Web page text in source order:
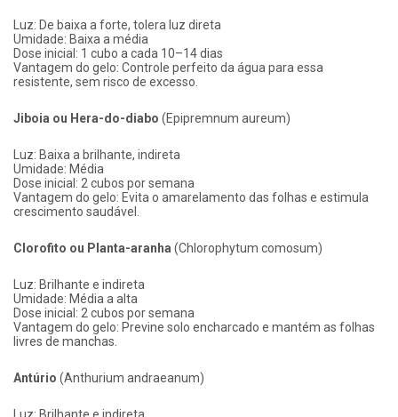
Luz: De baixa a forte, tolera luz direta
Umidade: Baixa a média
Dose inicial: 1 cubo a cada 10–14 dias
Vantagem do gelo: Controle perfeito da água para essa
resistente, sem risco de excesso.
Jiboia ou Hera-do-diabo (Epipremnum aureum)
Luz: Baixa a brilhante, indireta
Umidade: Média
Dose inicial: 2 cubos por semana
Vantagem do gelo: Evita o amarelamento das folhas e estimula
crescimento saudável.
Clorofito ou Planta-aranha (Chlorophytum comosum)
Luz: Brilhante e indireta
Umidade: Média a alta
Dose inicial: 2 cubos por semana
Vantagem do gelo: Previne solo encharcado e mantém as folhas
livres de manchas.
Antúrio (Anthurium andraeanum)
Luz: Brilhante e indireta